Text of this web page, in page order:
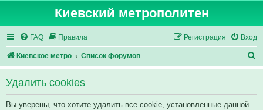
Киевский метрополитен
FAQ Правила Вход
Регистрация
Киевское метро Список форумов
о
Удалить cookies
Вы уверены, что хотите удалить все cookie, установленные данной